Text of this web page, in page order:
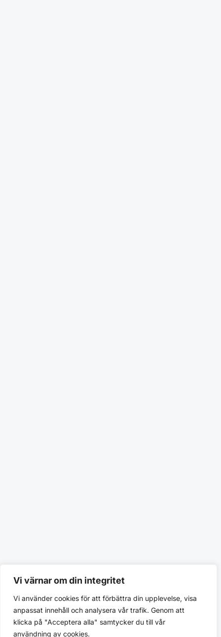
Vi värnar om din integritet
Vi använder cookies för att förbättra din upplevelse, visa
anpassat innehåll och analysera vår trafik. Genom att
klicka på "Acceptera alla" samtycker du till vår
användning av cookies.